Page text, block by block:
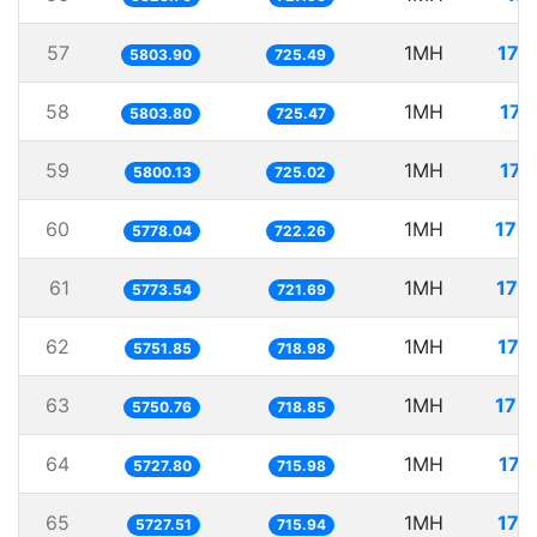
57 5803.90 725.49 1MH
58 5803.80 725.47 1MH
59 5800.13 725.02 1MH
60 5778.04 722.26 1MH
61 5773.54 721.69 1MH
62 5751.85 718.98 1MH
63 5750.76 718.85 1MH
64 5727.80 715.98 1MH
65 5727.51 715.94 1MH